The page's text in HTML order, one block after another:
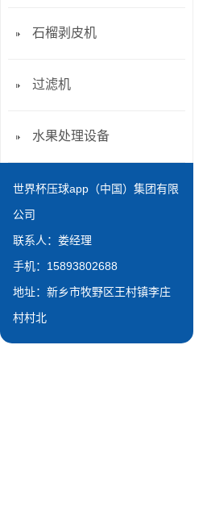
石榴剥皮机
过滤机
水果处理设备
世界杯压球app（中国）集团有限
公司
联系人：娄经理
手机：15893802688
地址：新乡市牧野区王村镇李庄
村村北